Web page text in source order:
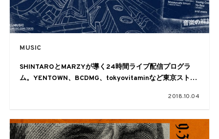
MUSIC
SHINTAROとMARZYが導く24時間ライブ配信プログラ
ム。YENTOWN、BCDMG、tokyovitaminなど東京ストリ
2018.10.04